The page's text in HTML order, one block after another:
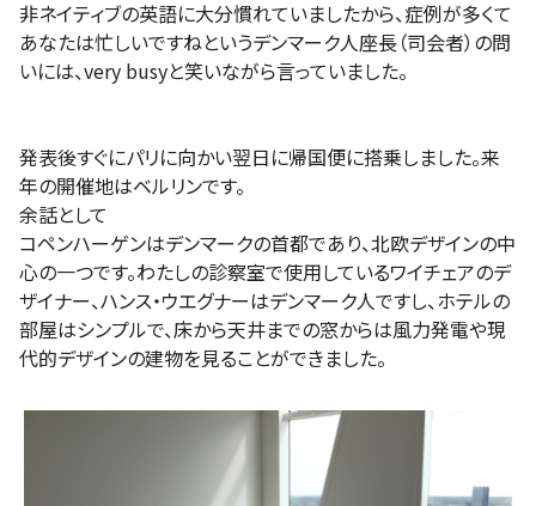
非ネイティブの英語に大分慣れていましたから、症例が多くて
あなたは忙しいですねというデンマーク人座長（司会者）の問
いには、very busyと笑いながら言っていました。
発表後すぐにパリに向かい翌日に帰国便に搭乗しました。来
年の開催地はベルリンです。
余話として
コペンハーゲンはデンマークの首都であり、北欧デザインの中
心の一つです。わたしの診察室で使用しているワイチェアのデ
ザイナー、ハンス・ウエグナーはデンマーク人ですし、ホテルの
部屋はシンプルで、床から天井までの窓からは風力発電や現
代的デザインの建物を見ることができました。